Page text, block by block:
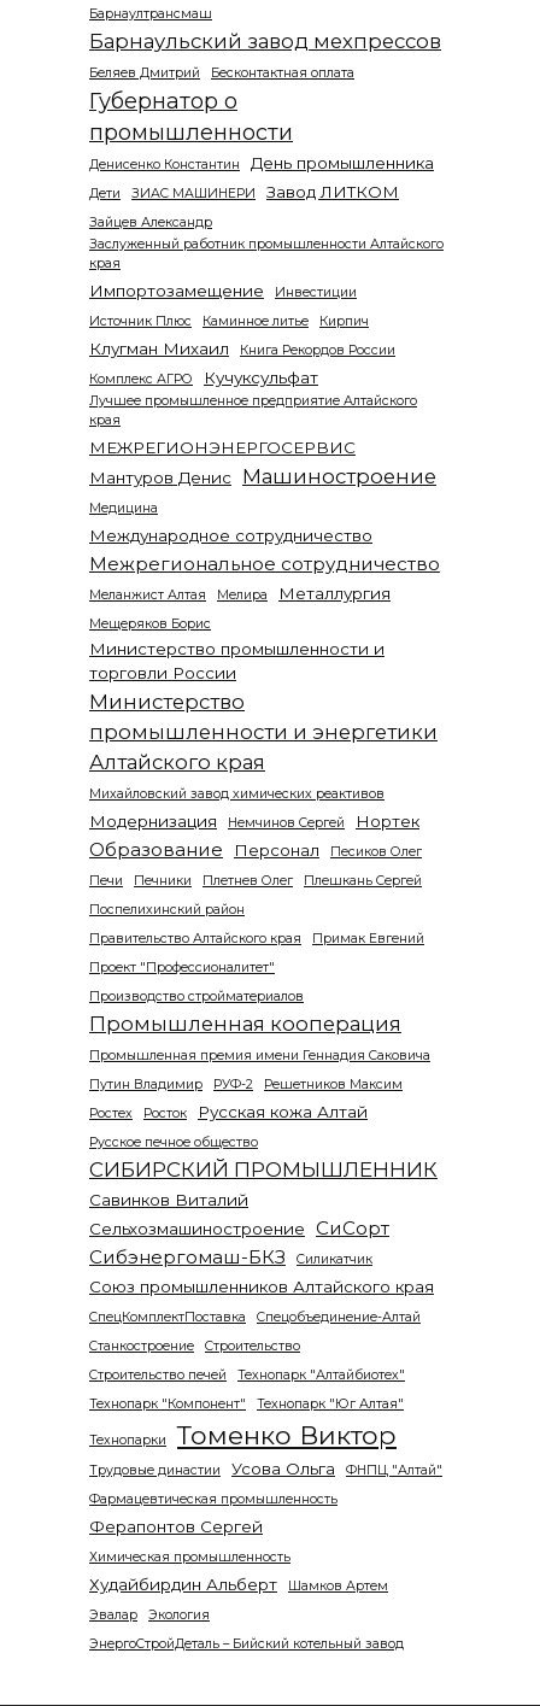
Барнаултрансмаш
Барнаульский завод мехпрессов
Беляев Дмитрий Бесконтактная оплата
Губернатор о
промышленности
Денисенко Константин День промышленника
Дети ЗИАС МАШИНЕРИ Завод ЛИТКОМ
Зайцев Александр
Заслуженный работник промышленности Алтайского
края
Импортозамещение
Инвестиции
Источник Плюс
Каминное литье Кирпич
Клугман Михаил
Книга Рекордов России
Комплекс АГРО
Кучуксульфат
Лучшее промышленное предприятие Алтайского
края
МЕЖРЕГИОНЭНЕРГОСЕРВИС
Мантуров Денис
Машиностроение
Медицина
Международное сотрудничество
Межрегиональное сотрудничество
Меланжист Алтая Мелира Металлургия
Мещеряков Борис
Министерство промышленности и
торговли России
Министерство
промышленности и энергетики
Алтайского края
Михайловский завод химических реактивов
Модернизация Немчинов Сергей Нортек
Образование Персонал
Песиков Олег
Печи
Печники Плетнев Олег
Плешкань Сергей
Поспелихинский район
Правительство Алтайского края
Примак Евгений
Проект "Профессионалитет"
Производство стройматериалов
Промышленная кооперация
Промышленная премия имени Геннадия Саковича
Путин Владимир
РУФ-2
Решетников Максим
Ростех
Росток Русская кожа Алтай
Русское печное общество
СИБИРСКИЙ ПРОМЫШЛЕННИК
Савинков Виталий
Сельхозмашиностроение
СиСорт
Сибэнергомаш-БКЗ
Силикатчик
Союз промышленников Алтайского края
СпецКомплектПоставка
Спецобъединение-Алтай
Станкостроение
Строительство
Строительство печей
Технопарк "Алтайбиотех"
Технопарк "Компонент"
Технопарк "Юг Алтая"
Технопарки Томенко Виктор
Трудовые династии Усова Ольга
ФНПЦ "Алтай"
Фармацевтическая промышленность
Ферапонтов Сергей
Химическая промышленность
Худайбирдин Альберт
Шамков Артем
Эвалар
Экология
ЭнергоСтройДеталь – Бийский котельный завод